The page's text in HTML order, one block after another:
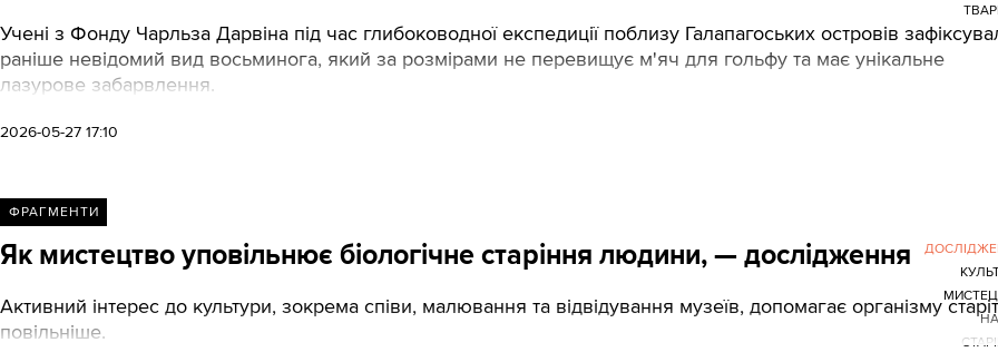
Учені з Фонду Чарльза Дарвіна під час глибоководної експедиції поблизу Галапагоських островів
раніше невідомий вид восьминога, який за розмірами не перевищує м'яч для гольфу та має унікальне
лазурове забарвлення.
2026-05-27 17:10
ФРАГМЕНТИ
Як мистецтво уповільнює біологічне старіння людини, — дослідження
Активний інтерес до культури, зокрема співи, малювання та відвідування музеїв, допомагає організму
повільніше.